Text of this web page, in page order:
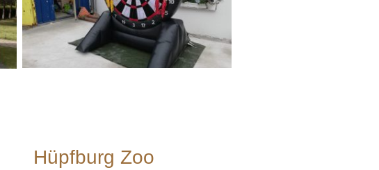
Hüpfburg Zoo